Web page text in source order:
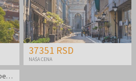
37351 RSD
NAŠA CENA
Escala Hotel & Suites Budapest - Porodični odmor